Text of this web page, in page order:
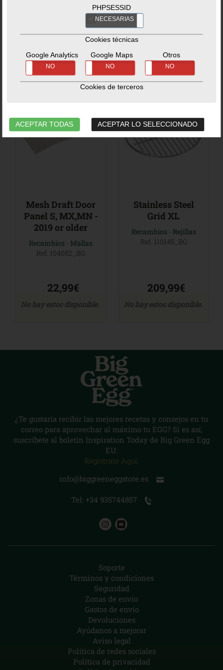
No hay estoc disponible. No hay estoc disponible.
Mesh Draft Door
Panel S, MX,MN -
2019 or older
Recambios
Mallas
Ref. 104052_BG
22,99€
No hay estoc disponible.
Stainless Steel
Grid XL
Recambios
Rejillas
Ref. 110145_BG
209,99€
No hay estoc disponible.
¿Te gustaría recibir las mejores recetas y consejos en tu
correo para aprovechar al máximo tu EGG? Si es así,
suscríbete al boletín Inspiration Today de Big Green Egg
EU.
Regístrate Aquí.
info@biggreeneggstore.es
Tel: +34 935744857
Soporte
Términos y condiciones
Seguridad
Zonas de envío
Gastos de envío
Devoluciones
Ayúdanos a mejorar
Aviso legal
Política de redes sociales
Política de privacidad
PHPSESSID
NECESARIAS
Cookies técnicas
Google Analytics
NO
Google Maps
NO
Otros
NO
Cookies de terceros
ACEPTAR TODAS ACEPTAR LO SELECCIONADO